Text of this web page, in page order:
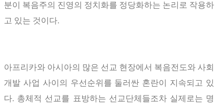
분이 복음주의 진영의 정치화를 정당화하는 논리로 작용하
고 있는 것이다.
아프리카와 아시아의 많은 선교 현장에서 복음전도와 사회
개발 사업 사이의 우선순위를 둘러싼 혼란이 지속되고 있
다. 총체적 선교를 표방하는 선교단체들조차 실제로는 명